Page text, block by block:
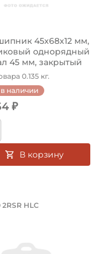
45х68х12 мм,
однорядный
45 мм, закрытый
0.135 кг.
наличии
₽
В корзину
шариковый
однорядный на
10х22х6 мм,
HLC